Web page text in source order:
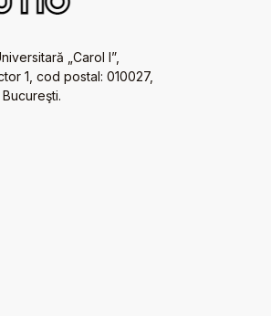
„Carol I”,
1, cod postal: 010027,